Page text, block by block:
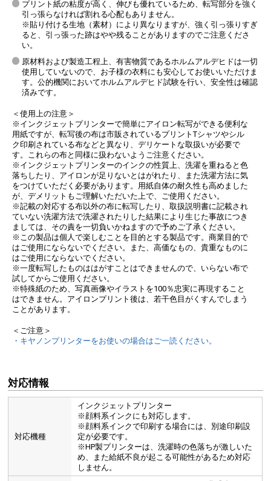
プリント紙の粘度が高く、伸びも優れているため、転写部分を強く
引っ張らなければ割れる心配もありません。
※貼り付ける生地（素材）により異なりますが、強く引っ張りすぎ
ると、引っ張った跡はやや残ることがありますのでご注意くださ
い。
原材料および製造工程上、有害物質であるホルムアルデヒドは一切
使用していないので、お子様の衣料にも安心してお使いいただけま
す。公的機関においてホルムアルデヒド試験を行い、安全性は確認
済みです。
＜使用上の注意＞
※インクジェットプリンターで簡単にアイロン転写ができる便利な
用紙ですが、転写後の布は市販されているプリントTシャツやシル
ク印刷されている布などと異なり、デリケートな取扱いが必要で
す。これらの布と同様に扱わないようご注意ください。
※インクジェットプリンターのインクの性質上、洗濯を重ねると色
落ちしたり、アイロンが足りないとはがれたり、また洗濯方法に気
をつけていただく必要があります。用紙自体の耐久性も高めました
が、デメリットもご理解いただいた上で、ご使用ください。
※記載の対応する布以外の布に転写したり、取扱説明書に記載され
ていない洗濯方法で洗濯されたりした結果により生じた事故につき
ましては、その責を一切負いかねますので予めご了承ください。
※この製品は個人で楽しむことを目的とする製品です。商業目的で
はご使用にならないでください。また、高価なもの、貴重なものに
はご使用にならないでください。
※一度転写したものははがすことはできませんので、いらない布で
試してからご使用ください。
※特殊紙のため、写真画像やイラストを100％忠実に再現すること
はできません。アイロンプリント後は、若干色目がくすんでしまう
ことがあります。
＜ご注意＞
・キヤノンプリンターをお使いの場合はご一読ください。
対応情報
対応機種
インクジェットプリンター
※顔料系インクにも対応します。
※顔料系インクで印刷する場合には、別途印刷設
定が必要です。
※HP製プリンターは、洗濯時の色落ちが激しいた
め、また給紙不良が起こる可能性があるため対応
しません。